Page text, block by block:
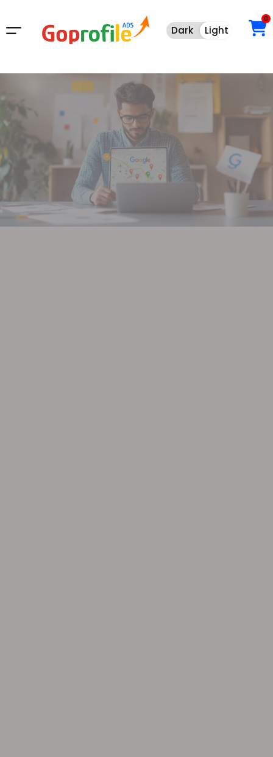
Dark Light
Dark
Light
0